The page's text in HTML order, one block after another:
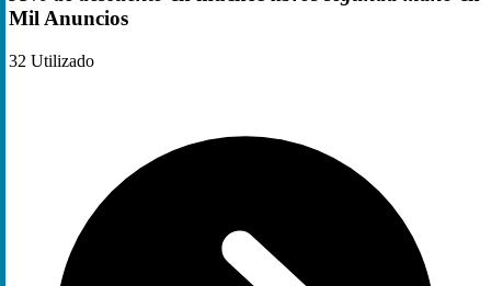
Mil Anuncios
32 Utilizado